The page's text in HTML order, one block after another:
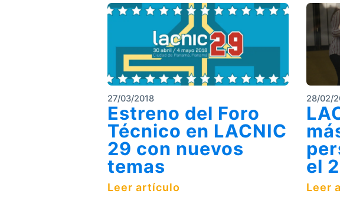
27/03/2018
Estreno del Foro
Técnico en LACNIC
29 con nuevos
temas
Leer artículo
28/02/
el
Leer